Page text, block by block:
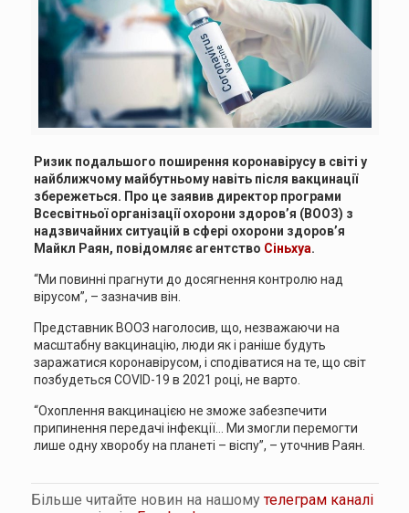
Ризик подальшого поширення коронавірусу в світі у
найближчому майбутньому навіть після вакцинації
збережеться. Про це заявив директор програми
Всесвітньої організації охорони здоров’я (ВООЗ) з
надзвичайних ситуацій в сфері охорони здоров’я
Майкл Раян, повідомляє агентство Сіньхуа.
“Ми повинні прагнути до досягнення контролю над
вірусом”, – зазначив він.
Представник ВООЗ наголосив, що, незважаючи на
масштабну вакцинацію, люди як і раніше будуть
заражатися коронавірусом, і сподіватися на те, що світ
позбудеться COVID-19 в 2021 році, не варто.
“Охоплення вакцинацією не зможе забезпечити
припинення передачі інфекції… Ми змогли перемогти
лише одну хворобу на планеті – віспу”, – уточнив Раян.
Більше читайте новин на нашомутелеграм каналі